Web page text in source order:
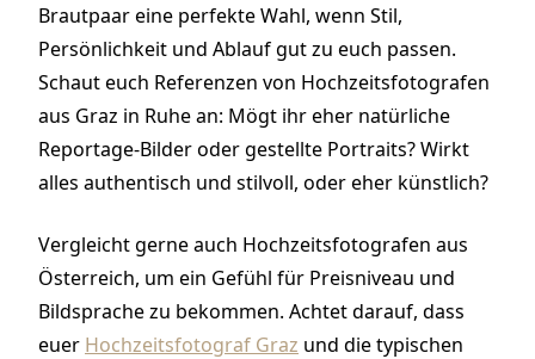
Brautpaar eine perfekte Wahl, wenn Stil,
Persönlichkeit und Ablauf gut zu euch passen.
Schaut euch Referenzen von Hochzeitsfotografen
aus Graz in Ruhe an: Mögt ihr eher natürliche
Reportage-Bilder oder gestellte Portraits? Wirkt
alles authentisch und stilvoll, oder eher künstlich?
Vergleicht gerne auch Hochzeitsfotografen aus
Österreich, um ein Gefühl für Preisniveau und
Bildsprache zu bekommen. Achtet darauf, dass
euer Hochzeitsfotograf Graz und die typischen